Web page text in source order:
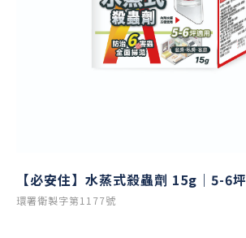
【必安住】水蒸式殺蟲劑 15g｜5-6坪
環署衛製字第1177號